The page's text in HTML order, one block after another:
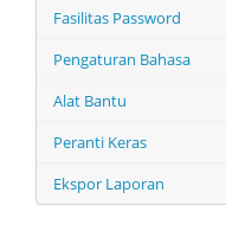
Fasilitas Password
Pengaturan Bahasa
Alat Bantu
Peranti Keras
Ekspor Laporan